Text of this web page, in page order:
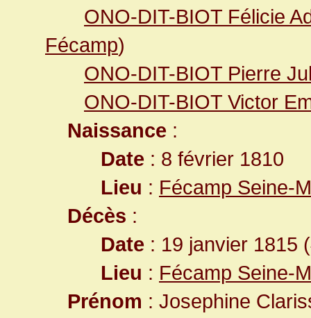
ONO-DIT-BIOT Félicie
Fécamp)
ONO-DIT-BIOT Pierre
ONO-DIT-BIOT Victor
Naissance :
Date : 8 février 1810
Lieu : Fécamp Seine-
Décès :
Date : 19 janvier 1815
Lieu : Fécamp Seine-
Prénom : Josephine